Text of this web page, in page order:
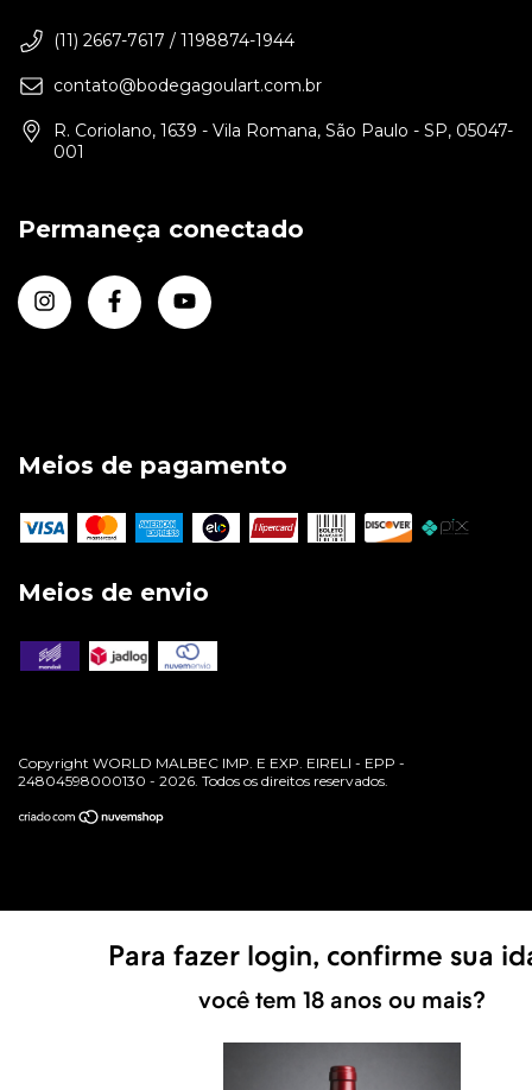
(11) 2667-7617 / 1198874-1944
contato@bodegagoulart.com.br
R. Coriolano, 1639 - Vila Romana, São Paulo - SP, 05047-
001
Permaneça conectado
Meios de pagamento
Meios de envio
Copyright WORLD MALBEC IMP. E EXP. EIRELI - EPP -
24804598000130 - 2026. Todos os direitos reservados.